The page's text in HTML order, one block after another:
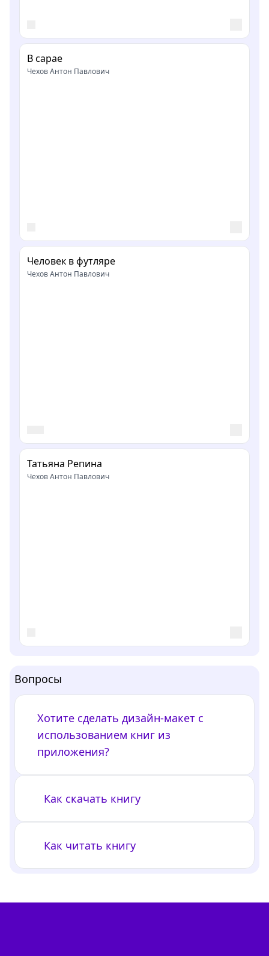
В сарае
Чехов Антон Павлович
Человек в футляре
Чехов Антон Павлович
Татьяна Репина
Чехов Антон Павлович
Вопросы
Хотите сделать дизайн-макет с
использованием книг из
приложения?
Как скачать книгу
Как читать книгу